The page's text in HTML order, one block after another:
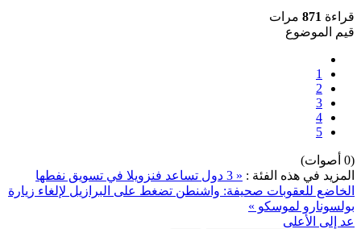
قراءة 871 مرات
قيم الموضوع
1
2
3
4
5
(0 أصوات)
المزيد في هذه الفئة :
« 3 دول تساعد فنزويلا في تسويق نفطها
الخاضع للعقوبات صحيفة: واشنطن تضغط على البرازيل لإلغاء زيارة
بولسونارو لموسكو »
عد إلى الأعلى